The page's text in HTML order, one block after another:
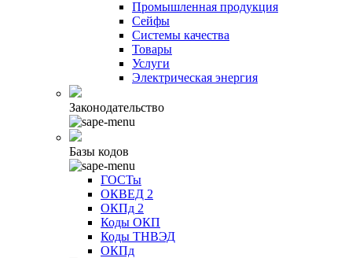
Промышленная продукция
Сейфы
Системы качества
Товары
Услуги
Электрическая энергия
Законодательство
Базы кодов
ГОСТы
ОКВЕД 2
ОКПд 2
Коды ОКП
Коды ТНВЭД
ОКПд